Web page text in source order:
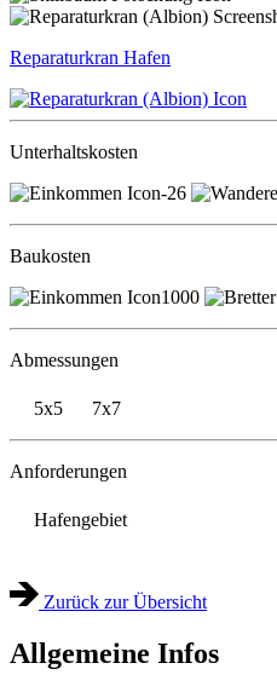
Reparaturkran Hafen
Unterhaltskosten
-26
Baukosten
1000
Abmessungen
5x5 7x7
Anforderungen
Hafengebiet
Zurück zur Übersicht
Allgemeine Infos